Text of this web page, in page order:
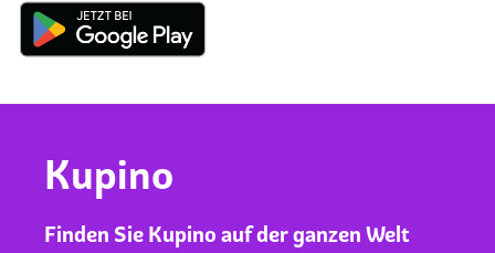
Kupino
Finden Sie Kupino auf der ganzen Welt